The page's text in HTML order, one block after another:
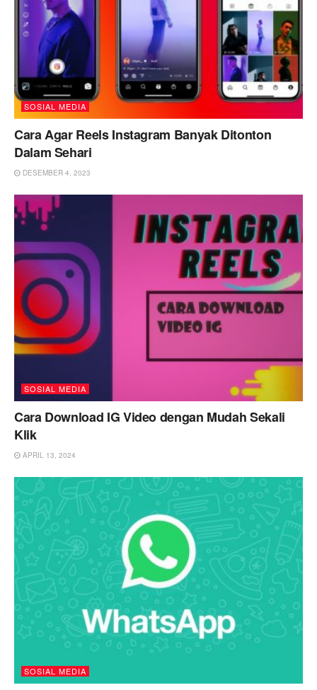
SOSIAL MEDIA
Cara Agar Reels Instagram Banyak Ditonton
Dalam Sehari
DESEMBER 4, 2023
SOSIAL MEDIA
Cara Download IG Video dengan Mudah Sekali
Klik
APRIL 13, 2024
SOSIAL MEDIA